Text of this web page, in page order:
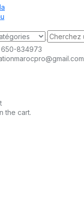
650-834973
the cart.